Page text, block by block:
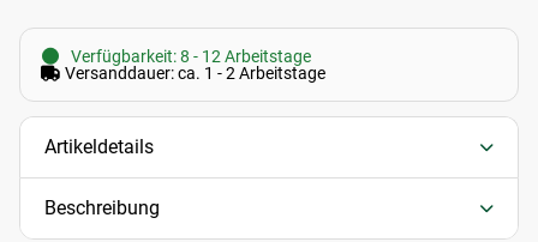
Verfügbarkeit: 8 - 12 Arbeitstage
Versanddauer: ca. 1 - 2 Arbeitstage
Artikeldetails
Beschreibung